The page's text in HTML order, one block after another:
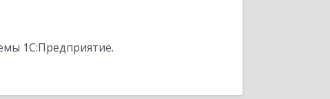
1С:Предприятие.